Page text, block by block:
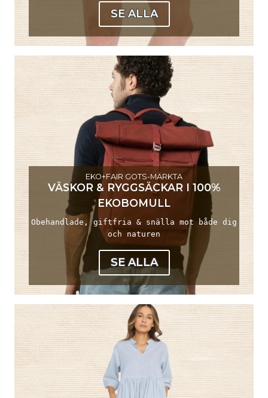
SE ALLA
EKO+FAIR GOTS-MÄRKTA
VÄSKOR & RYGGSÄCKAR I 100%
EKOBOMULL
Obehandlade, giftfria & snälla mot både dig
och naturen
SE ALLA